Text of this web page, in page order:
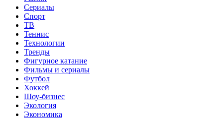
Сериалы
Спорт
ТВ
Теннис
Технологии
Тренды
Фигурное катание
Фильмы и сериалы
Футбол
Хоккей
Шоу-бизнес
Экология
Экономика